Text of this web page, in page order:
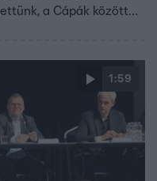
a Cápák között
1:59